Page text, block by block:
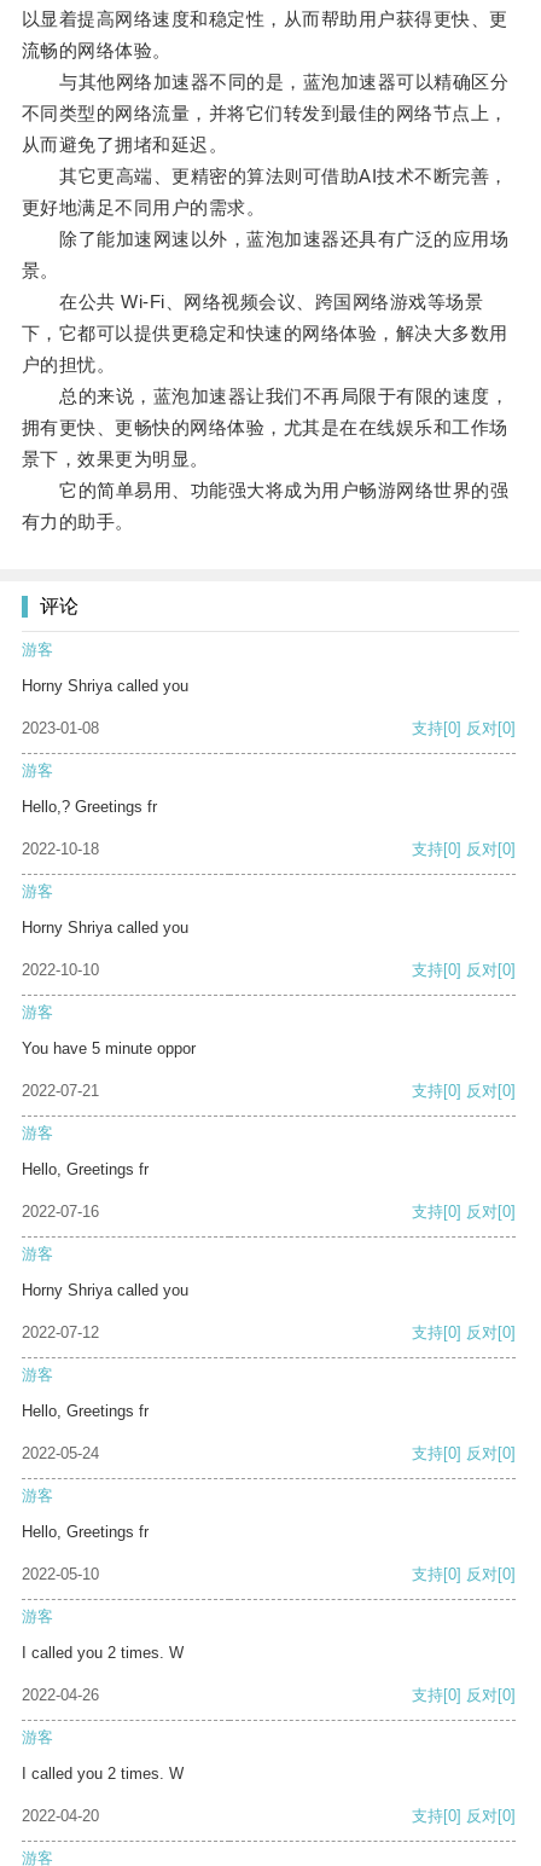
以显着提高网络速度和稳定性，从而帮助用户获得更快、更
流畅的网络体验。
与其他网络加速器不同的是，蓝泡加速器可以精确区分
不同类型的网络流量，并将它们转发到最佳的网络节点上，
从而避免了拥堵和延迟。
其它更高端、更精密的算法则可借助AI技术不断完善，
更好地满足不同用户的需求。
除了能加速网速以外，蓝泡加速器还具有广泛的应用场
景。
在公共 Wi-Fi、网络视频会议、跨国网络游戏等场景
下，它都可以提供更稳定和快速的网络体验，解决大多数用
户的担忧。
总的来说，蓝泡加速器让我们不再局限于有限的速度，
拥有更快、更畅快的网络体验，尤其是在在线娱乐和工作场
景下，效果更为明显。
它的简单易用、功能强大将成为用户畅游网络世界的强
有力的助手。
评论
游客
Horny Shriya called you
2023-01-08 支持[0] 反对[0]
游客
Hello,? Greetings fr
2022-10-18 支持[0] 反对[0]
游客
Horny Shriya called you
2022-10-10 支持[0] 反对[0]
游客
You have 5 minute oppor
2022-07-21 支持[0] 反对[0]
游客
Hello, Greetings fr
2022-07-16 支持[0] 反对[0]
游客
Horny Shriya called you
2022-07-12 支持[0] 反对[0]
游客
Hello, Greetings fr
2022-05-24 支持[0] 反对[0]
游客
Hello, Greetings fr
2022-05-10 支持[0] 反对[0]
游客
I called you 2 times. W
2022-04-26 支持[0] 反对[0]
游客
I called you 2 times. W
2022-04-20 支持[0] 反对[0]
游客